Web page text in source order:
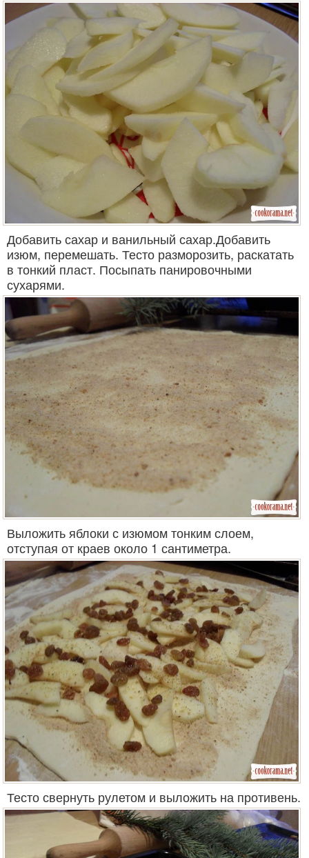
Добавить сахар и ванильный сахар.Добавить
изюм, перемешать. Тесто разморозить, раскатать
в тонкий пласт. Посыпать панировочными
сухарями.
Выложить яблоки с изюмом тонким слоем,
отступая от краев около 1 сантиметра.
Тесто свернуть рулетом и выложить на противень.